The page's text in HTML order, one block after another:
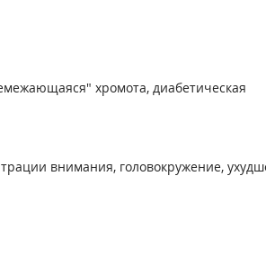
хромота, диабетическая
внимания, головокружение,